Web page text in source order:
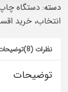
دسته: دستگاه
انتخاب، خرید
نظرات (8)
توضیحات